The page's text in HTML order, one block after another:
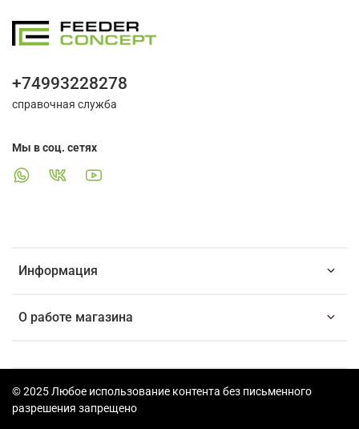
Информация
О работе магазина
+74993228278
справочная служба
Мы в соц. сетях
© 2025 Любое использование контента без письменного
разрешения запрещено